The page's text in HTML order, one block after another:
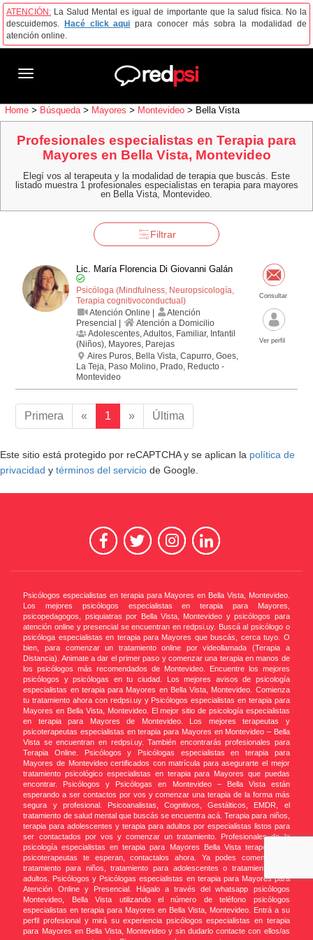
ATENCIÓN: La Salud Mental es igual de importante que la salud física. No la
descuidemos.
Hacé click aqui para conocer más sobra la modalidad de
atención online.
Toggle
Home > Búsqueda > Mayores > Montevideo > Bella Vista
Profesionales especialistas en Terapia para
Mayores en Bella Vista, Montevideo
Elegí vos al terapeuta y la modalidad de terapia que buscás. Este
listado muestra 1 profesionales especialistas en terapia para mayores
en Bella Vista, Montevideo.
Filtrar
Lic. María Florencia Di Giovanni Galán
Psicóloga (Mindfulness, Neuropsicología,
Terapia cognitivo­conductual)
Atención Online |
Atención
Presencial |
Atención a Domicilio
Adolescentes, Adultos, Familiar, Infantil
(Niños), Mayores, Parejas
Aires Puros, Bella Vista, Capurro, Goes,
La Teja, Paso Molino, Prado, Reducto -
Montevideo
Consultar
Ver perfil
Primera « 1 » Última
Este sitio está protegido por reCAPTCHA y se aplican la política de
privacidad y términos del servicio de Google.
Psicólogos especialistas en terapia para Mayores en Bella Vista, Montevideo.
Los mejores psicólogos especialistas en terapia para Mayores,
psicopedagogos, psiquiatras por Bella Vista, Montevideo y psicólogos para
atención online y presencial se encuentran en redpsi.uy. Buscá al psicólogo o
psicóloga especialistas en terapia para Mayores que buscás, cerca tuyo. O
bien, para comenzar un tratamiento online por videollamada (Terapia a
Distancia). Animate a dar el primer paso y comenzar una terapia en manos de
los psicólogos más recomendados de Montevideo. Encuentre los mejores
psicólogos y psicólogas en tu ciudad. Los mejores avisos de psicología
especialistas en terapia para Mayores en Bella Vista, Montevideo. Comienza
tu tratamiento ahora con redpsi.uy y Psicólogos especialistas en terapia para
Mayores en Bella Vista, Montevideo. El mejor sitio de psicología especialistas
en terapia para Mayores de Montevideo. Los mejores terapeutas y
psicoterapeutas especialistas en terapia para Mayores en Montevideo – Bella
Vista se encuentran en redpsi.uy. También encontrarás profesionales para
Terapia Online. Psicólogos y Psicólogas especialistas en terapia para
Mayores de Montevideo certificados con matrícula para asegurarte el mejor
tratamiento psicológico especialistas en terapia para Mayores que puedas
encontrar. Psicólogos y Psicólogas en Montevideo – Bella Vista están
esperando a ser contactos por vos y comenzar una terapia de la forma más
segura y profesional. Psicoanalistas, Cognitivos, Gestálticos, EMDR, el
tratamiento de salud mental que buscás se encuentra acá. Terapia para niños,
terapia para adolescentes y terapia para adultos por especialistas listos para
ser contactados por vos y comenzar un tratamiento. Profesionales de la
psicología especialistas en terapia para Mayores Bella Vista terapeutas y
psicoterapeutas te esperan, contactalos ahora. Ya podes comenzar un
tratamiento para niños, tratamiento para adolescentes o tratamiento para
adultos. Psicólogos y Psicólogas especialistas en terapia para Mayores para
Atención Online y Presencial. Hágalo a través del whatsapp psicólogos
Montevideo, Bella Vista utilizando el número de teléfono psicólogos
especialistas en terapia para Mayores en Bella Vista, Montevideo. Entrá a su
perfil profesional y mirá su experiencia psicólogos especialistas en terapia
para Mayores en Bella Vista, Montevideo y sin dudarlo contacte con ellos/as